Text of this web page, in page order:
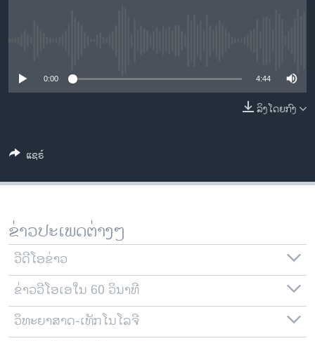
ຊຸມຊົນຊາວລາວ
ສຽງ
ລາຍການກະຈາຍສຽງ
ຕິດຕາມພວກເຮົາ ທີ່
ພາສາຕ່າງໆ
0:00 4:44
ລິງໂດຍກົງ
ແຊຣ໌
ຂ່າວປະເພດຕ່າງໆ
ວີດີໂອຂ່າວ
ຂ່າວວີໂອເອໃນ 60 ວິນາທີ
ວິທະຍາສາດ-ເທັກໂນໂລຈີ